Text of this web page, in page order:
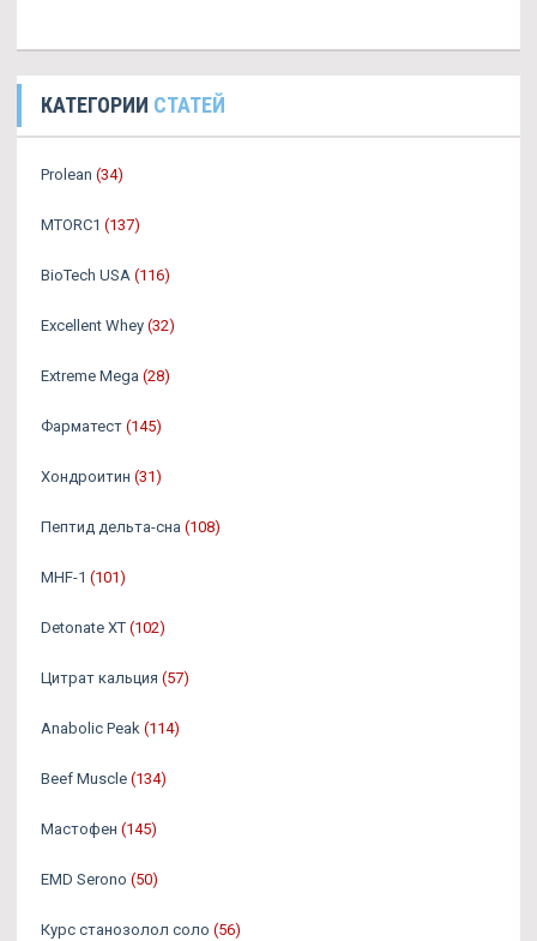
КАТЕГОРИИ СТАТЕЙ
Prolean (34)
MTORC1 (137)
BioTech USA (116)
Excellent Whey (32)
Extreme Mega (28)
Фарматест (145)
Хондроитин (31)
Пептид дельта-сна (108)
MHF-1 (101)
Detonate XT (102)
Цитрат кальция (57)
Anabolic Peak (114)
Beef Muscle (134)
Мастофен (145)
EMD Serono (50)
Курс станозолол соло (56)